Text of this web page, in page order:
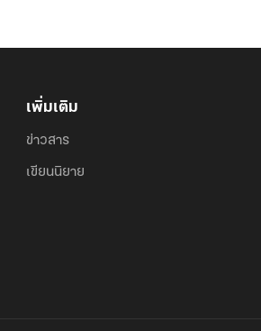
เพิ่มเติม
ข่าวสาร
เขียนนิยาย